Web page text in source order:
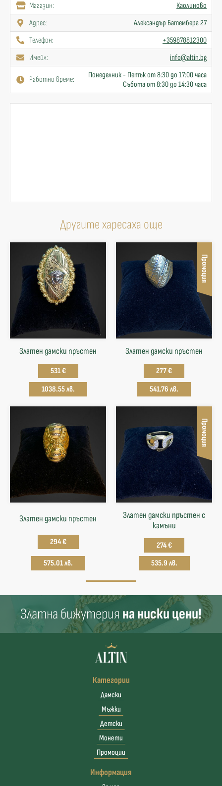
Mагазин:
Каолиново
Адрес:
Александър Батемберг 27
Телефон:
+359878812300
Имейл:
info@altin.bg
Работно време:
Понеделник - Петък от 8:30 до 17:00 часа
Събота от 8:30 до 14:30 часа
Другите харесаха още
Златен дамски пръстен
531 €
1038.55 лв.
Промоция
Златен дамски пръстен
277 €
541.76 лв.
Златен дамски пръстен
294 €
575.01 лв.
Промоция
Златен дамски пръстен с
камъни
274 €
535.9 лв.
Златна бижутерия на ниски цени!
Категории
Дамски
Мъжки
Детски
Монети
Промоции
Информация